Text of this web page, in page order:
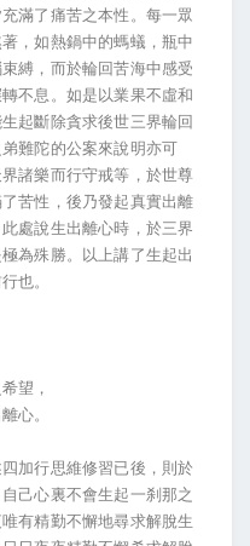
滿了痛苦之本性。每一眾
，如熱鍋中的螞蟻，瓶中
縛，而於輪回苦海中感受
不息。如是以業果不虛和
起斷除貪求後世三界輪回
難陀的公案來說明亦可
諸樂而行守戒等，於世尊
苦性，後乃發起真實出離
處說生出離心時，於三界
為殊勝。以上講了生起出
也。
望，
心。
加行思維修習已後，則於
己心裏不會生起一刹那之
有精勤不懈地尋求解脫生